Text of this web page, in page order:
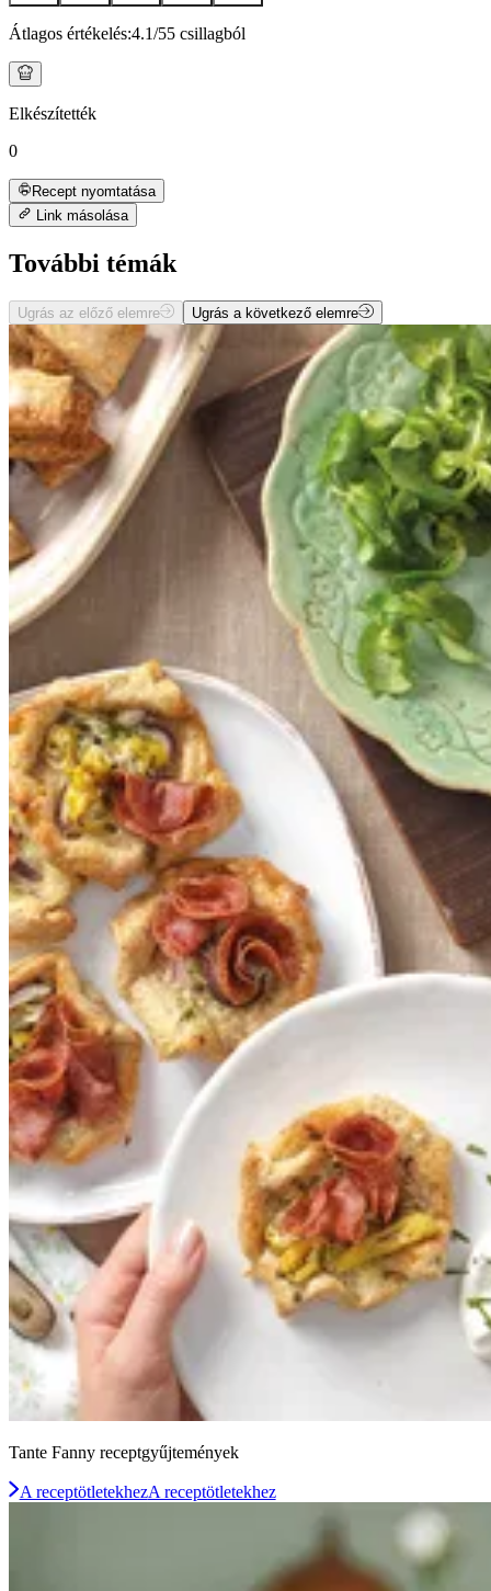
Átlagos értékelés:4.1/55 csillagból
Elkészítették
0
Recept nyomtatása
Link másolása
További témák
Ugrás az előző elemre Ugrás a következő elemre
Tante Fanny receptgyűjtemények
A receptötletekhezA receptötletekhez